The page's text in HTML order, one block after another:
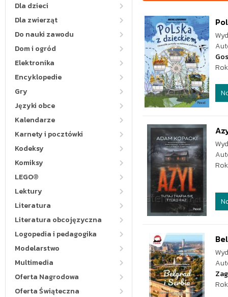
Dla dzieci
Dla zwierząt
Do nauki zawodu
Dom i ogród
Elektronika
Encyklopedie
Gry
Języki obce
Kalendarze
Karnety i pocztówki
Kodeksy
Komiksy
LEGO®
Lektury
Literatura
Literatura obcojęzyczna
Logopedia i pedagogika
Modelarstwo
Multimedia
Oferta Nagrodowa
Oferta Świąteczna